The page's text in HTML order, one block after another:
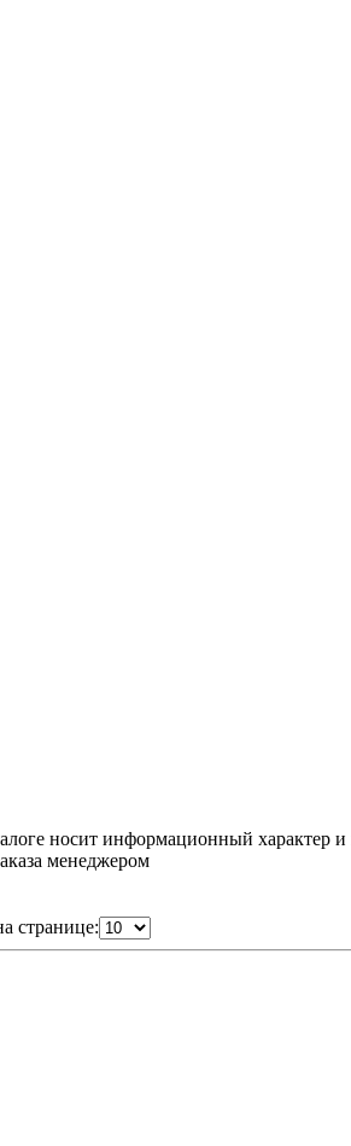
носит информационный характер и
менеджером
странице: